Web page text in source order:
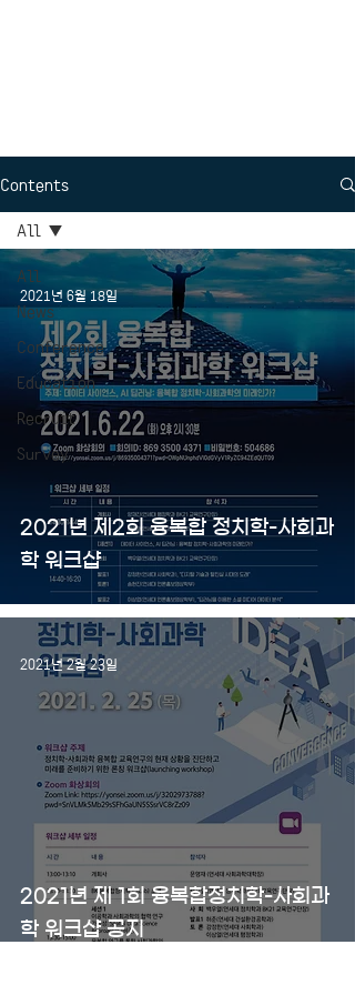
Contents
All
News
Conference
Education
Recruit
Survey
All
2021년 제2회 융복합 정치학-사회과
학 워크샵
2021년 6월 18일
2021년 제 1회 융복합정치학-사회과
학 워크샵 공지
2021년 2월 23일